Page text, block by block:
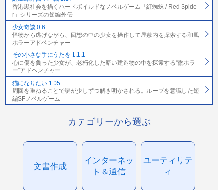
香港黒社会を描くハードボイルドなノベルゲーム「紅蜘蛛 / Red Spide
r」シリーズの短編外伝
少女奇談 0.6
怪物から逃げながら、回想の中の少女を操作して屋敷内を探索する和風
ホラーアドベンチャー
その小さな手にうたを 1.1.1
心に傷を負った少女が、老朽化した暗い建造物の中を探索する“微ホラ
ー”アドベンチャー
猫になりたい 1.05
周回を重ねることで謎が少しずつ解き明かされる。ループを意識した短
編SFノベルゲーム
カテゴリーから選ぶ
文書作成
インターネッ
ト＆通信
ユーティリテ
ィ